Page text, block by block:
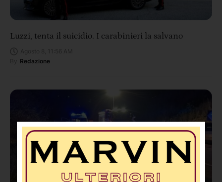
Luzzi, tenta il suicidio. I carabinieri la salvano
Redazione